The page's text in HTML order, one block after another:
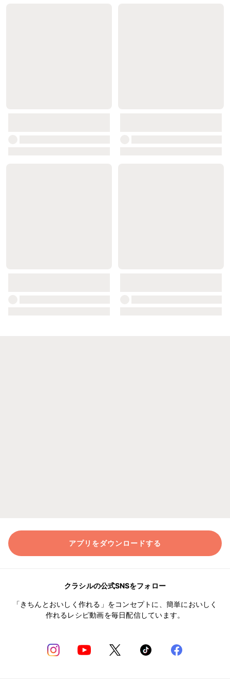
アプリをダウンロードする
クラシルの公式SNSをフォロー
「きちんとおいしく作れる」をコンセプトに、簡単においしく
作れるレシピ動画を毎日配信しています。